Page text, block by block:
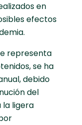
en
efectos
representa
se ha
debido
del
la ligera